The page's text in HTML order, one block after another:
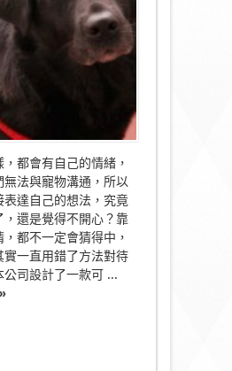
？
Amu
！〉
都會有自己的情緒，
無法與寵物溝通，所以
表達自己的想法，究竟
，還是覺得不開心？靠
都不一定會猜得中，
實一直用錯了方法對待
公司設計了一款可 ...